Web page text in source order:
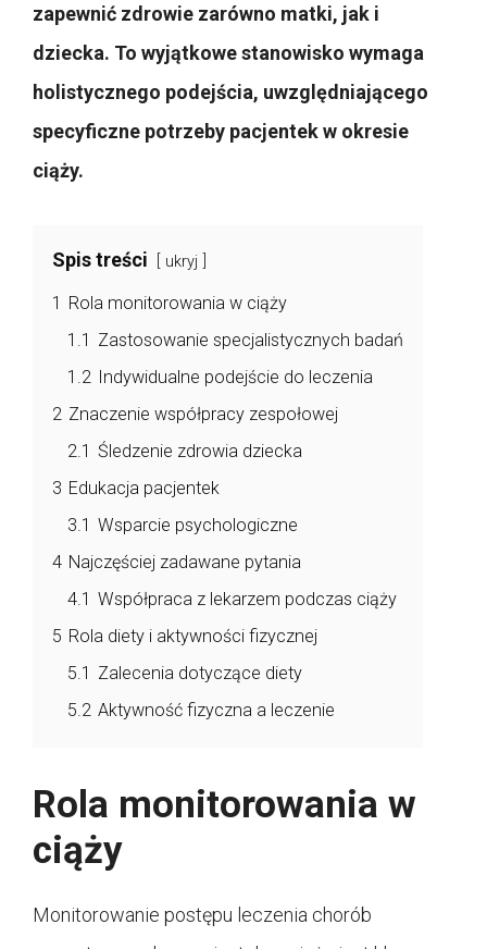
zapewnić zdrowie zarówno matki, jak i
dziecka. To wyjątkowe stanowisko wymaga
holistycznego podejścia, uwzględniającego
specyficzne potrzeby pacjentek w okresie
ciąży.
Spis treści ukryj
1 Rola monitorowania w ciąży
1.1 Zastosowanie specjalistycznych badań
1.2 Indywidualne podejście do leczenia
2 Znaczenie współpracy zespołowej
2.1 Śledzenie zdrowia dziecka
3 Edukacja pacjentek
3.1 Wsparcie psychologiczne
4 Najczęściej zadawane pytania
4.1 Współpraca z lekarzem podczas ciąży
5 Rola diety i aktywności fizycznej
5.1 Zalecenia dotyczące diety
5.2 Aktywność fizyczna a leczenie
Rola monitorowania w
ciąży
Monitorowanie postępu leczenia chorób